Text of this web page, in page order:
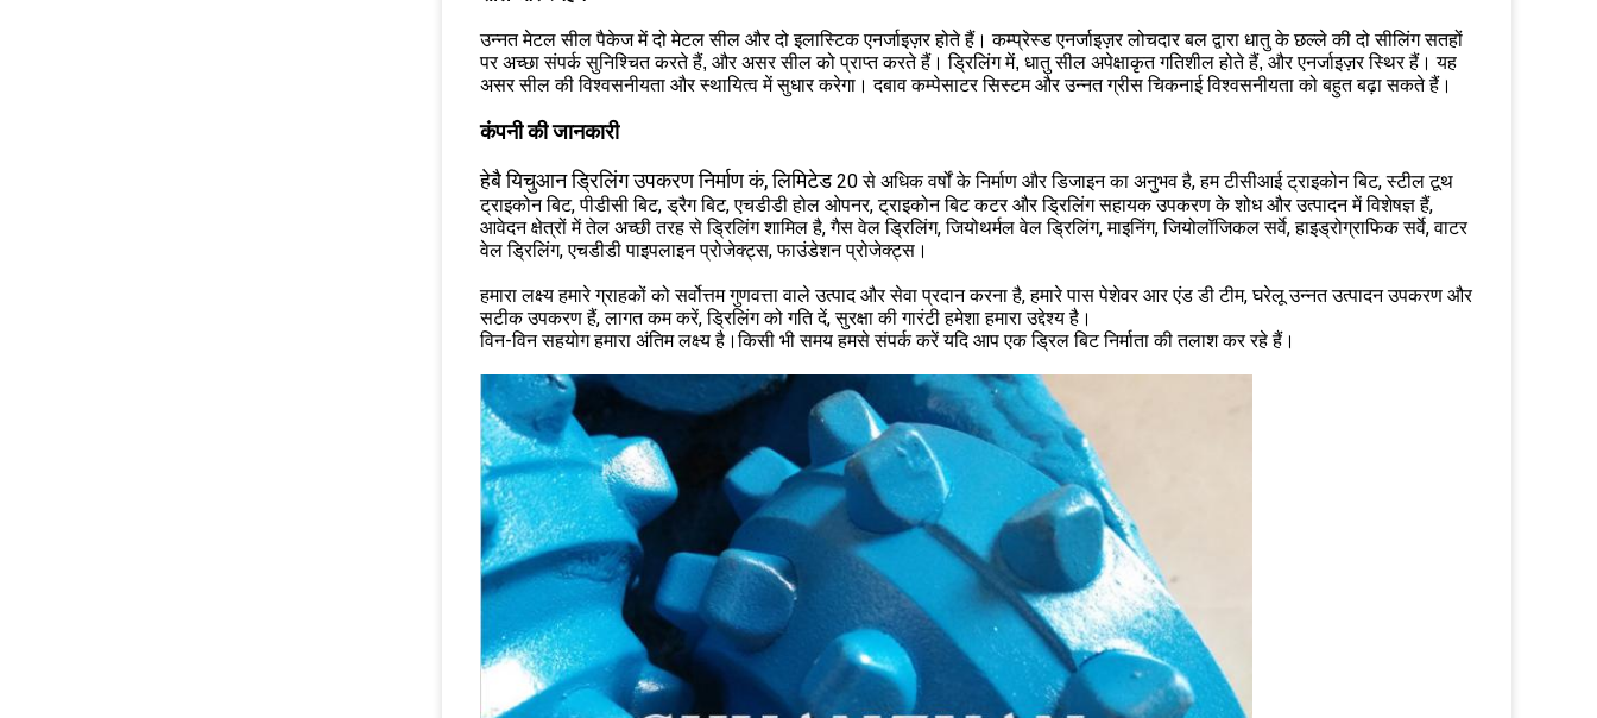
उन्नत मेटल सील पैकेज में दो मेटल सील और दो इलास्टिक एनर्जाइज़र होते हैं। कम्प्रेस्ड एनर्जाइज़र लोचदार बल द्वारा धातु के छल्ले की दो सीलिंग सतहों
पर अच्छा संपर्क सुनिश्चित करते हैं, और असर सील को प्राप्त करते हैं। ड्रिलिंग में, धातु सील अपेक्षाकृत गतिशील होते हैं, और एनर्जाइज़र स्थिर हैं। यह
असर सील की विश्वसनीयता और स्थायित्व में सुधार करेगा। दबाव कम्पेसाटर सिस्टम और उन्नत ग्रीस चिकनाई विश्वसनीयता को बहुत बढ़ा सकते हैं।
कंपनी की जानकारी
हेबै यिचुआन ड्रिलिंग उपकरण निर्माण कं, लिमिटेड 20 से अधिक वर्षों के निर्माण और डिजाइन का अनुभव है, हम टीसीआई ट्राइकोन बिट, स्टील टूथ
ट्राइकोन बिट, पीडीसी बिट, ड्रैग बिट, एचडीडी होल ओपनर, ट्राइकोन बिट कटर और ड्रिलिंग सहायक उपकरण के शोध और उत्पादन में विशेषज्ञ हैं,
आवेदन क्षेत्रों में तेल अच्छी तरह से ड्रिलिंग शामिल है, गैस वेल ड्रिलिंग, जियोथर्मल वेल ड्रिलिंग, माइनिंग, जियोलॉजिकल सर्वे, हाइड्रोग्राफिक सर्वे, वाटर
वेल ड्रिलिंग, एचडीडी पाइपलाइन प्रोजेक्ट्स, फाउंडेशन प्रोजेक्ट्स।
हमारा लक्ष्य हमारे ग्राहकों को सर्वोत्तम गुणवत्ता वाले उत्पाद और सेवा प्रदान करना है, हमारे पास पेशेवर आर एंड डी टीम, घरेलू उन्नत उत्पादन उपकरण और
सटीक उपकरण हैं, लागत कम करें, ड्रिलिंग को गति दें, सुरक्षा की गारंटी हमेशा हमारा उद्देश्य है।
विन-विन सहयोग हमारा अंतिम लक्ष्य है।किसी भी समय हमसे संपर्क करें यदि आप एक ड्रिल बिट निर्माता की तलाश कर रहे हैं।